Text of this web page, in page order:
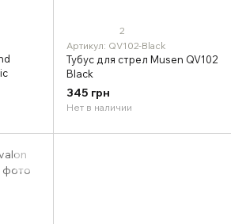
2
Артикул: QV102-Black
Тубус для стрел Musen QV102
Black
345 грн
Нет в наличии